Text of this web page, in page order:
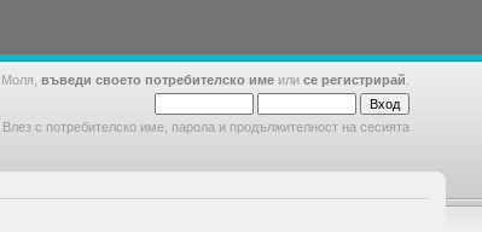
. Моля, въведи своето потребителско име или се регистрирай
Влез с потребителско име, парола и продължителност на сесията